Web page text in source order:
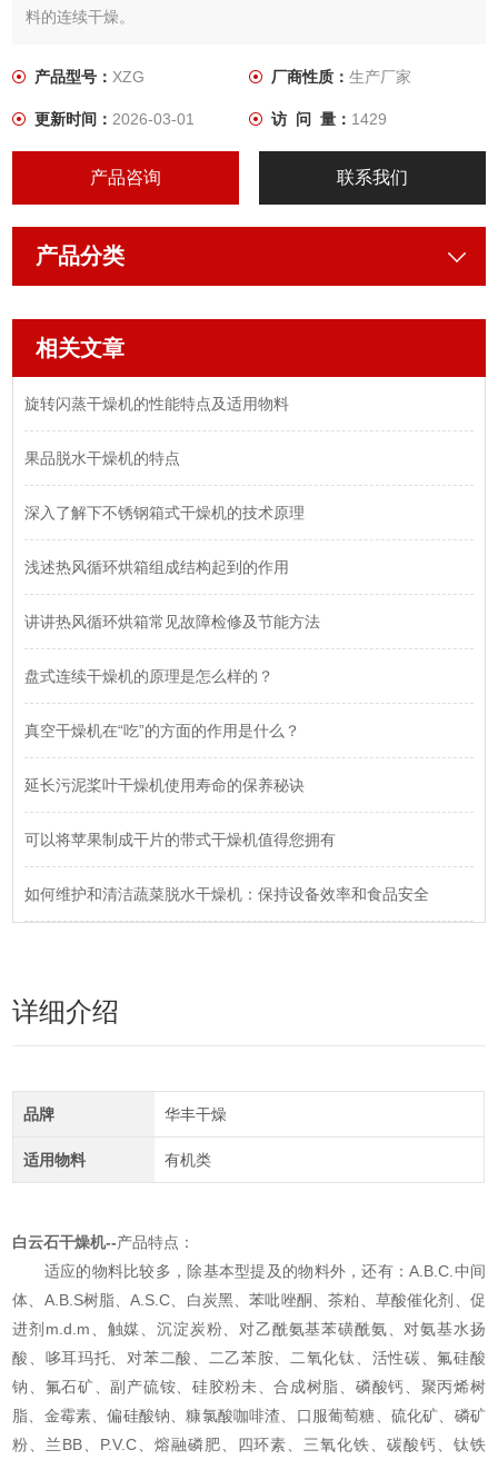
料的连续干燥。
产品型号：XZG 厂商性质： 生产厂家
更新时间：2026-03-01 访 问 量： 1429
产品咨询 联系我们
产品分类
相关文章
旋转闪蒸干燥机的性能特点及适用物料
果品脱水干燥机的特点
深入了解下不锈钢箱式干燥机的技术原理
浅述热风循环烘箱组成结构起到的作用
讲讲热风循环烘箱常见故障检修及节能方法
盘式连续干燥机的原理是怎么样的？
真空干燥机在“吃”的方面的作用是什么？
延长污泥桨叶干燥机使用寿命的保养秘诀
可以将苹果制成干片的带式干燥机值得您拥有
如何维护和清洁蔬菜脱水干燥机：保持设备效率和食品安全
详细介绍
品牌 华丰干燥
适用物料 有机类
白云石干燥机--产品特点：
适应的物料比较多，除基本型提及的物料外，还有：A.B.C.中间
体、A.B.S树脂、A.S.C、白炭黑、苯吡唑酮、茶粕、草酸催化剂、促
进剂m.d.m、触媒、沉淀炭粉、对乙酰氨基苯磺酰氨、对氨基水扬
酸、哆耳玛托、对苯二酸、二乙苯胺、二氧化钛、活性碳、氟硅酸
钠、氟石矿、副产硫铵、硅胶粉未、合成树脂、磷酸钙、聚丙烯树
脂、金霉素、偏硅酸钠、糠氯酸咖啡渣、口服葡萄糖、硫化矿、磷矿
粉、兰BB、P.V.C、熔融磷肥、四环素、三氧化铁、碳酸钙、钛铁